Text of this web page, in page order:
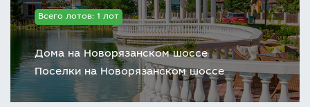
Всего лотов: 1 лот
Дома на Новорязанском шоссе
Поселки на Новорязанском шоссе